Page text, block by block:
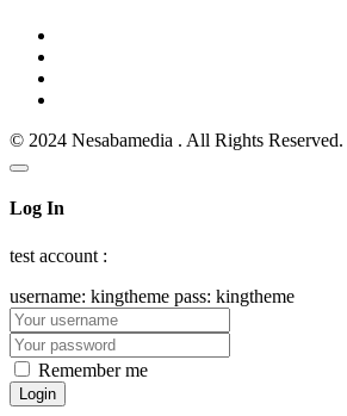
© 2024 Nesabamedia . All Rights Reserved.
Log In
test account :
username: kingtheme pass: kingtheme
Remember me